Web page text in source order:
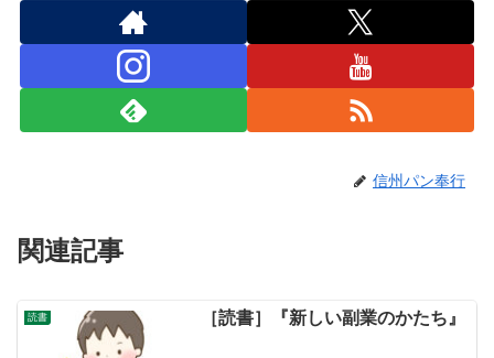
信州パン奉行
関連記事
読書 ［読書］『新しい副業のかたち』